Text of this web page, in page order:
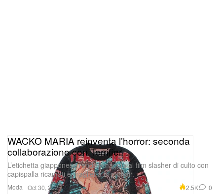
Moda
WACKO MARIA reinventa l’horror: seconda
collaborazione con Terrifier
L’etichetta giapponese rende omaggio al film slasher di culto con
capispalla ricamati e maglieria in mohair.
Oct 30, 2025 2.5K 0